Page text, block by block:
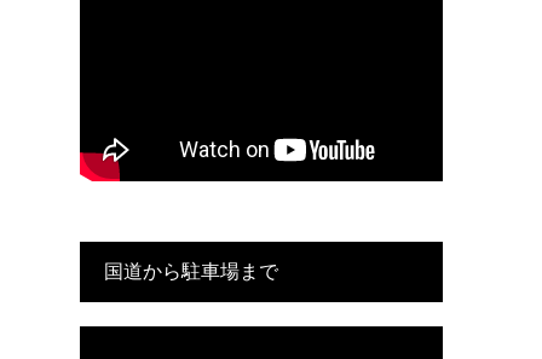
国道から駐車場まで